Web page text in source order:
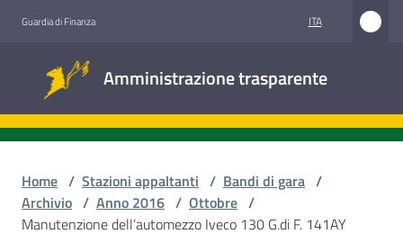
Guardia di Finanza ITA
Amministrazione trasparente
trasparente
Home / Stazioni appaltanti / Bandi di gara /
Archivio / Anno 2016 / Ottobre /
Manutenzione dell’automezzo Iveco 130 G.di F. 141AY